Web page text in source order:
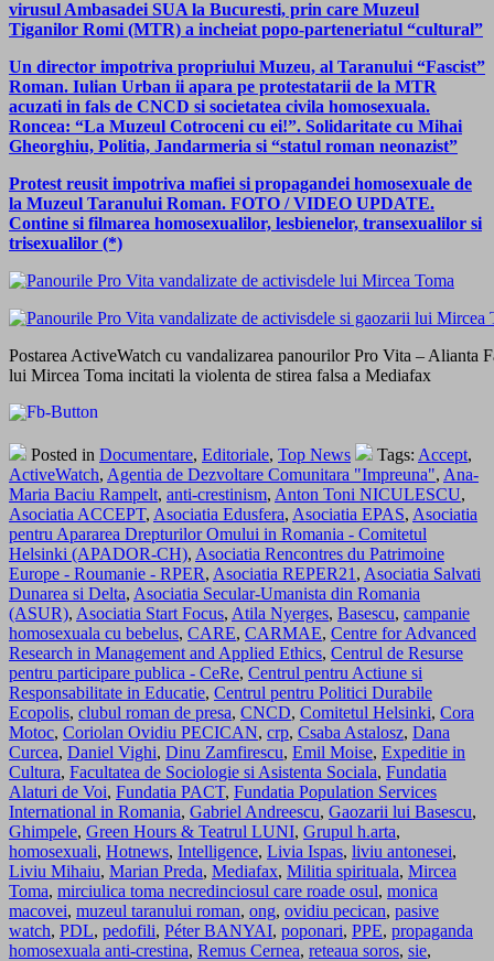
virusul Ambasadei SUA la Bucuresti, prin care Muzeul
Tiganilor Romi (MTR) a incheiat popo-parteneriatul “cultural”
Un director impotriva propriului Muzeu, al Taranului “Fascist”
Roman. Iulian Urban ii apara pe protestatarii de la MTR
acuzati in fals de CNCD si societatea civila homosexuala.
Roncea: “La Muzeul Cotroceni cu ei!”. Solidaritate cu Mihai
Gheorghiu, Politia, Jandarmeria si “statul roman neonazist”
Protest reusit impotriva mafiei si propagandei homosexuale de
la Muzeul Taranului Roman. FOTO / VIDEO UPDATE.
Contine si filmarea homosexualilor, lesbienelor, transexualilor si
trisexualilor (*)
Postarea ActiveWatch cu vandalizarea panourilor Pro Vita – Alianta
lui Mircea Toma incitati la violenta de stirea falsa a Mediafax
Posted in Documentare, Editoriale, Top News Tags: Accept,
ActiveWatch, Agentia de Dezvoltare Comunitara "Impreuna", Ana-
Maria Baciu Rampelt, anti-crestinism, Anton Toni NICULESCU,
Asociatia ACCEPT, Asociatia Edusfera, Asociatia EPAS, Asociatia
pentru Apararea Drepturilor Omului in Romania - Comitetul
Helsinki (APADOR-CH), Asociatia Rencontres du Patrimoine
Europe - Roumanie - RPER, Asociatia REPER21 , Asociatia Salvati
Dunarea si Delta, Asociatia Secular-Umanista din Romania
(ASUR), Asociatia Start Focus, Atila Nyerges, Basescu, campanie
homosexuala cu bebelus, CARE, CARMAE, Centre for Advanced
Research in Management and Applied Ethics, Centrul de Resurse
pentru participare publica - CeRe, Centrul pentru Actiune si
Responsabilitate in Educatie, Centrul pentru Politici Durabile
Ecopolis, clubul roman de presa, CNCD, Comitetul Helsinki, Cora
Motoc, Coriolan Ovidiu PECICAN, crp, Csaba Astalosz, Dana
Curcea, Daniel Vighi, Dinu Zamfirescu, Emil Moise, Expeditie in
Cultura, Facultatea de Sociologie si Asistenta Sociala, Fundatia
Alaturi de Voi, Fundatia PACT, Fundatia Population Services
International in Romania, Gabriel Andreescu, Gaozarii lui Basescu,
Ghimpele, Green Hours & Teatrul LUNI, Grupul h.arta,
homosexuali, Hotnews, Intelligence, Livia Ispas, liviu antonesei,
Liviu Mihaiu, Marian Preda, Mediafax, Militia spirituala, Mircea
Toma, mirciulica toma necredinciosul care roade osul, monica
macovei, muzeul taranului roman, ong, ovidiu pecican, pasive
watch, PDL, pedofili, Péter BANYAI, poponari, PPE, propaganda
homosexuala anti-crestina, Remus Cernea, reteaua soros, sie,